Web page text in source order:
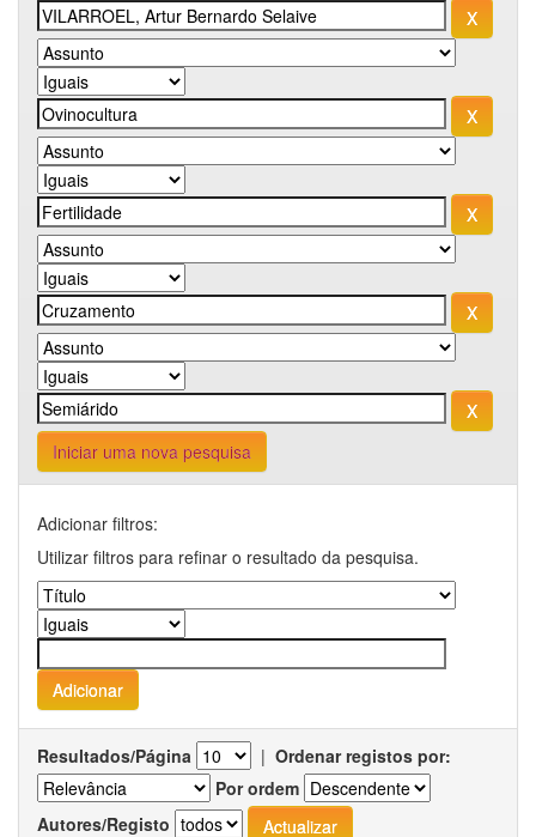
Iniciar uma nova pesquisa
Adicionar filtros:
Utilizar filtros para refinar o resultado da pesquisa.
Resultados/Página | Ordenar registos por:
Por ordem
Autores/Registo